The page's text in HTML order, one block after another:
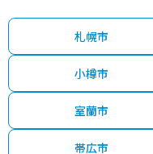
札幌市
小樽市
室蘭市
帯広市